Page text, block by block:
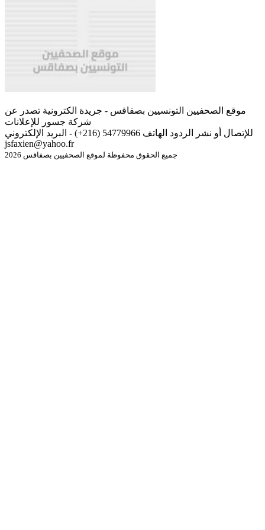
موقع الصحفيين التونسيين بصفاقس - جريدة الكترونية تصدر عن
شركة جسور للإعلانات
للإتصال أو نشر الردود الهاتف 54779966 (216+) - البريد الإلكتروني
jsfaxien@yahoo.fr
جميع الحقوق محفوظة لموقع الصحفيين بصفاقس 2026